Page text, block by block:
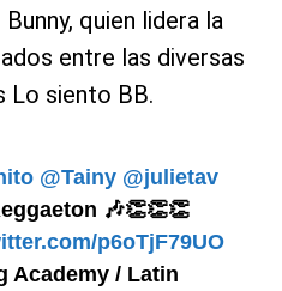
quien lidera la
entre las diversas
Lo siento BB.
@Tainy @julietav
🎶👏👏👏
p6oTjF79UO
Academy / Latin